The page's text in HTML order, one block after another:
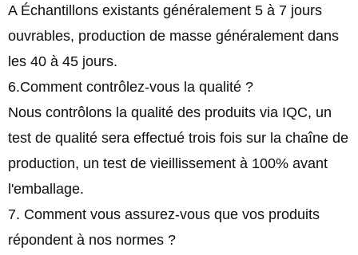
A Échantillons existants généralement 5 à 7 jours
ouvrables, production de masse généralement dans
les 40 à 45 jours.
6.Comment contrôlez-vous la qualité ?
Nous contrôlons la qualité des produits via IQC, un
test de qualité sera effectué trois fois sur la chaîne de
production, un test de vieillissement à 100% avant
l'emballage.
7. Comment vous assurez-vous que vos produits
répondent à nos normes ?